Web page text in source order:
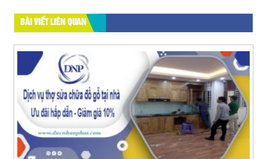
BÀI VIẾT LIÊN QUAN